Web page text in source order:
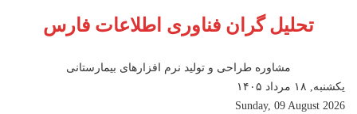
تحلیل گران فناوری اطلاعات فارس
مشاوره طراحی و تولید نرم افزارهای بیمارستانی
یکشنبه, ۱۸ مرداد ۱۴۰۵
Sunday, 09 August 2026